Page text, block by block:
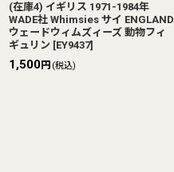
(在庫4) イギリス 1971-1984年
WADE社 Whimsies サイ ENGLAND
ウェードウィムズィーズ 動物フィ
ギュリン [EY9437]
1,500円 (税込)